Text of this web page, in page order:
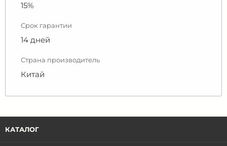
15%
Срок гарантии
14 дней
Страна производитель
Китай
КАТАЛОГ